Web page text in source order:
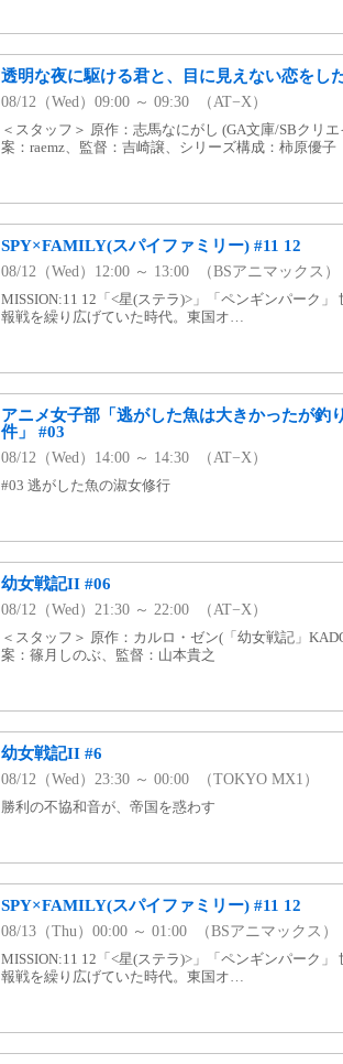
透明な夜に駆ける君と、目に見えない恋をし
08/12（Wed）09:00 ～ 09:30 （AT−X）
＜スタッフ＞ 原作：志馬なにがし (GA文庫/SBクリ
案：raemz、監督：吉崎譲、シリーズ構成：柿原優子
SPY×FAMILY(スパイファミリー) #11 12
08/12（Wed）12:00 ～ 13:00 （BSアニマックス）
MISSION:11 12「<星(ステラ)>」「ペンギンパーク
報戦を繰り広げていた時代。東国オ…
アニメ女子部「逃がした魚は大きかったが釣
件」 #03
08/12（Wed）14:00 ～ 14:30 （AT−X）
#03 逃がした魚の淑女修行
幼女戦記II #06
08/12（Wed）21:30 ～ 22:00 （AT−X）
＜スタッフ＞ 原作：カルロ・ゼン(「幼女戦記」
案：篠月しのぶ、監督：山本貴之
幼女戦記II #6
08/12（Wed）23:30 ～ 00:00 （TOKYO MX1）
勝利の不協和音が、帝国を惑わす
SPY×FAMILY(スパイファミリー) #11 12
08/13（Thu）00:00 ～ 01:00 （BSアニマックス）
MISSION:11 12「<星(ステラ)>」「ペンギンパーク
報戦を繰り広げていた時代。東国オ…